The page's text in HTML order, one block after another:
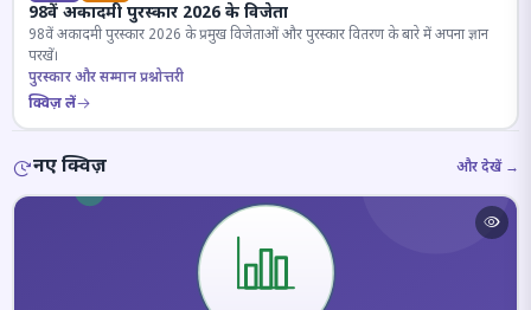
98वें अकादमी पुरस्कार 2026 के विजेता
98वें अकादमी पुरस्कार 2026 के प्रमुख विजेताओं और पुरस्कार वितरण के बारे में अपना ज्ञान
परखें।
पुरस्कार और सम्मान प्रश्नोत्तरी
क्विज़ लें
नए क्विज़ और देखें →